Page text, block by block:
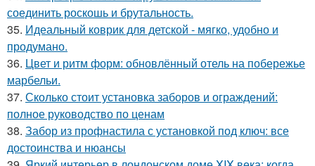
соединить роскошь и брутальность.
35. Идеальный коврик для детской - мягко, удобно и
продумано.
36. Цвет и ритм форм: обновлённый отель на побережье
марбельи.
37. Сколько стоит установка заборов и ограждений:
полное руководство по ценам
38. Забор из профнастила с установкой под ключ: все
достоинства и нюансы